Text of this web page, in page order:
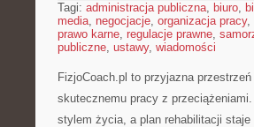
Tagi: administracja publiczna, biuro,
media, negocjacje, organizacja pracy,
prawo karne, regulacje prawne,
publiczne, ustawy, wiadomości
FizjoCoach.pl to przyjazna
skutecznemu pracy z
stylem życia, a plan rehabilitacji